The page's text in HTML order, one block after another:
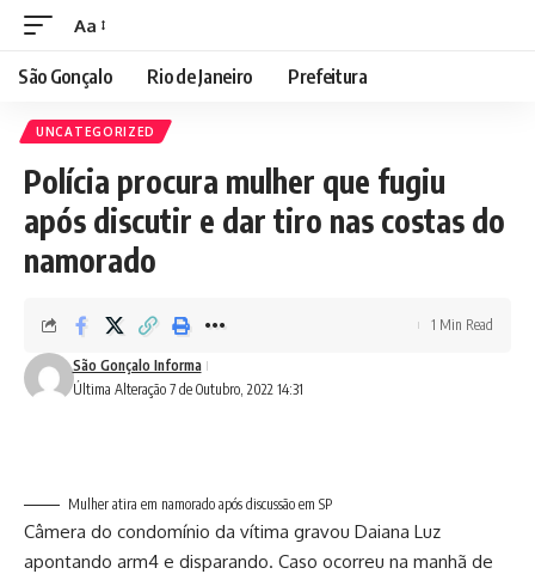
Font
Resizer
Aa
São Gonçalo Rio de Janeiro Prefeitura
UNCATEGORIZED
Polícia procura mulher que fugiu
após discutir e dar tiro nas costas do
namorado
Última Alteração 7 de Outubro, 2022 14:31
São Gonçalo Informa
1 Min Read
Mulher atira em namorado após discussão em SP
Câmera do condomínio da vítima gravou Daiana Luz
apontando arm4 e disparando. Caso ocorreu na manhã de